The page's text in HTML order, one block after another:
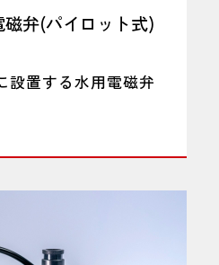
弁(パイロット式)
設置する水用電磁弁